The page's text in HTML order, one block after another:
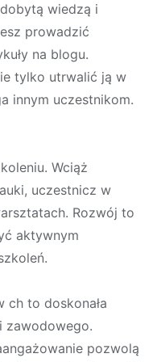
wiedzą i
prowadzić
na blogu.
tylko utrwalić ją w
innym uczestnikom.
Wciąż
uczestnicz w
Rozwój to
aktywnym
ch to doskonała
zawodowego.
pozwolą